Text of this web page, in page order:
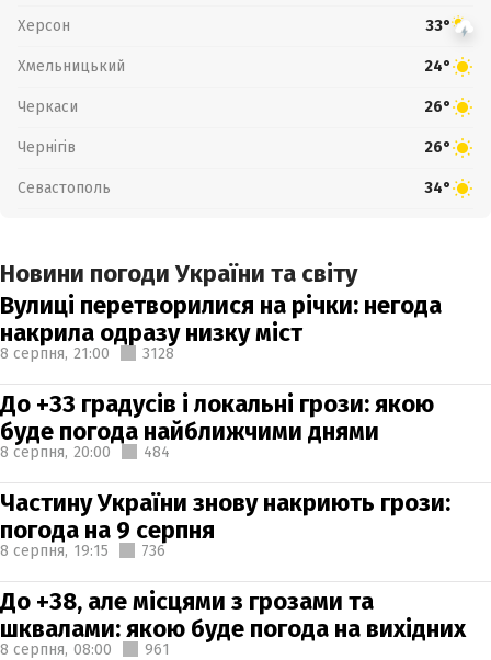
Херсон 33°
Хмельницький 24°
Черкаси 26°
Чернігів 26°
Севастополь 34°
Новини погоди України та світу
Вулиці перетворилися на річки: негода
накрила одразу низку міст
8 серпня, 21:00 3128
До +33 градусів і локальні грози: якою
буде погода найближчими днями
8 серпня, 20:00 484
Частину України знову накриють грози:
погода на 9 серпня
8 серпня, 19:15 736
До +38, але місцями з грозами та
шквалами: якою буде погода на вихідних
8 серпня, 08:00 961